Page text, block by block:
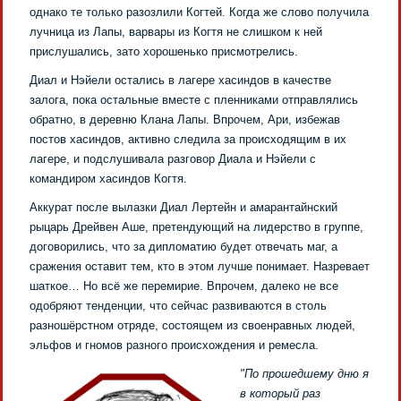
однако те только разозлили Когтей. Когда же слово получила
лучница из Лапы, варвары из Когтя не слишком к ней
прислушались, зато хорошенько присмотрелись.
Диал и Нэйели остались в лагере хасиндов в качестве
залога, пока остальные вместе с пленниками отправлялись
обратно, в деревню Клана Лапы. Впрочем, Ари, избежав
постов хасиндов, активно следила за происходящим в их
лагере, и подслушивала разговор Диала и Нэйели с
командиром хасиндов Когтя.
Аккурат после вылазки Диал Лертейн и амарантайнский
рыцарь Дрейвен Аше, претендующий на лидерство в группе,
договорились, что за дипломатию будет отвечать маг, а
сражения оставит тем, кто в этом лучше понимает. Назревает
шаткое… Но всё же перемирие. Впрочем, далеко не все
одобряют тенденции, что сейчас развиваются в столь
разношёрстном отряде, состоящем из своенравных людей,
эльфов и гномов разного происхождения и ремесла.
"По прошедшему дню я
в который раз